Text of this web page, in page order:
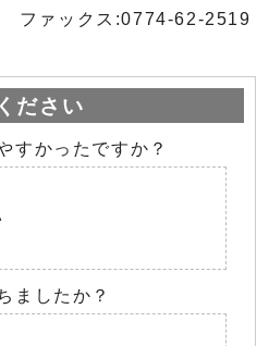
ァックス:0774-62-2519
ださい
すかったですか？
ましたか？